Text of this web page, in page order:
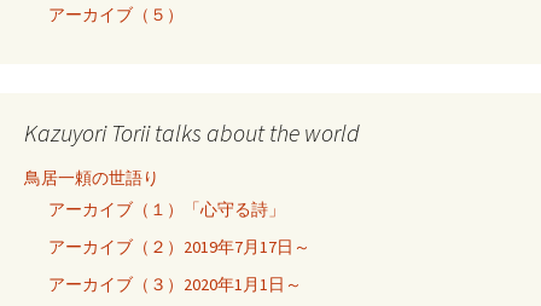
アーカイブ（５）
Kazuyori Torii talks about the world
鳥居一頼の世語り
アーカイブ（１）「心守る詩」
アーカイブ（２）2019年7月17日～
アーカイブ（３）2020年1月1日～